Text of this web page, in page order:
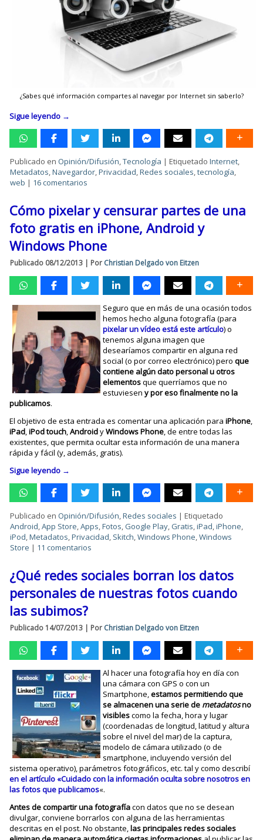
¿Sabes qué información compartes al navegar por Internet sin saberlo?
Sigue leyendo →
Publicado en Opinión/Difusión,Tecnología |Etiquetado Internet,
Metadatos,Navegardor,Privacidad,Redes sociales,tecnología,
web | 16 comentarios
Cómo pixelar y censurar partes de una
foto gratis en iPhone, Android y
Windows Phone
Publicado 08/12/2013 | Por Christian Delgado von Eitzen
Seguro que en más de una ocasión todos
hemos hecho alguna fotografía (para
pixelar un vídeo está este artículo) o
tenemos alguna imagen que
desearíamos compartir en alguna red
social (o por correo electrónico) pero que
contiene algún dato personal u otros
elementosque querríamos que no
estuviesen y por eso finalmente no la
publicamos.
El objetivo de esta entrada es comentar una aplicación paraiPhone,
iPad,iPodtouch,AndroidyWindowsPhone, de entre todas las
existentes, que permita ocultar esta información de una manera
rápida y fácil (y, además, gratis).
Sigue leyendo →
Publicado en Opinión/Difusión,Redes sociales |Etiquetado
Android,App Store,Apps,Fotos, Google Play, Gratis,iPad,iPhone,
iPod,Metadatos,Privacidad, Skitch,Windows Phone,Windows
Store | 11 comentarios
¿Qué redes sociales borran los datos
personales de nuestras fotos cuando
las subimos?
Publicado 14/07/2013 | Por Christian Delgado von Eitzen
Al hacer una fotografía hoy en día con
una cámara con GPS o con un
Smartphone,estamos permitiendo que
se almacenen una serie de metadatosno
visiblescomo la fecha, hora y lugar
(coordenadas de longitud, latitud y altura
sobre el nivel del mar) de la captura,
modelo de cámara utilizado (o de
smartphone, incluyendo versión del
sistema operativo), parámetros fotográficos, etc. tal y como describí
en el artículo «Cuidado con la información oculta sobre nosotros en
las fotos que publicamos«.
Antes de compartir una fotografíacon datos que no se desean
divulgar, conviene borrarlos con alguna de las herramientas
descritas en el post. No obstante,las principales redes sociales